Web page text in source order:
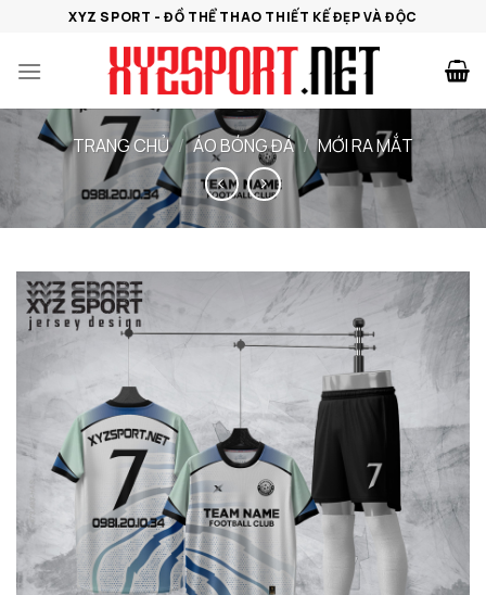
nội
XYZ SPORT - ĐỒ THỂ THAO THIẾT KẾ ĐẸP VÀ ĐỘC
TRANG CHỦ / ÁO BÓNG ĐÁ / MỚI RA MẮT